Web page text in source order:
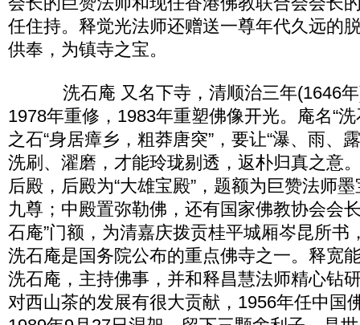
任住持。释觉光法师还赠送一尊年代久远的
供奉，为镇寺之宝。
洗石庵 又名下寺，清顺治三年(1646年)
1978年重修，1983年重塑佛像开光。庵名“
之石“身居瘴乡，粗莽唐突”，要让“瀑、雨、
洗刷、濯磨，才能玲珑剔透，返朴归真之意
后殿，后殿为“大雄宝殿”，题额为巨赞法师
九尊；中殿置弥勒佛，还有国家佛教协会会
石庵”门额，为清嘉庆拨贡桂平城厢岑昆所书
洗石庵是国务院公布的重点佛寺之一。释宽
洗石庵，主持佛事，并和释昌慧法师精心钻
对西山茶的发展有很大贡献，1956年任中国